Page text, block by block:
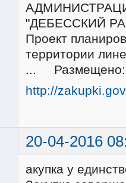
"ДЕБЕССКИЙ
Проект
территории
... Размещено:
http://
20-04-2016
акупка у